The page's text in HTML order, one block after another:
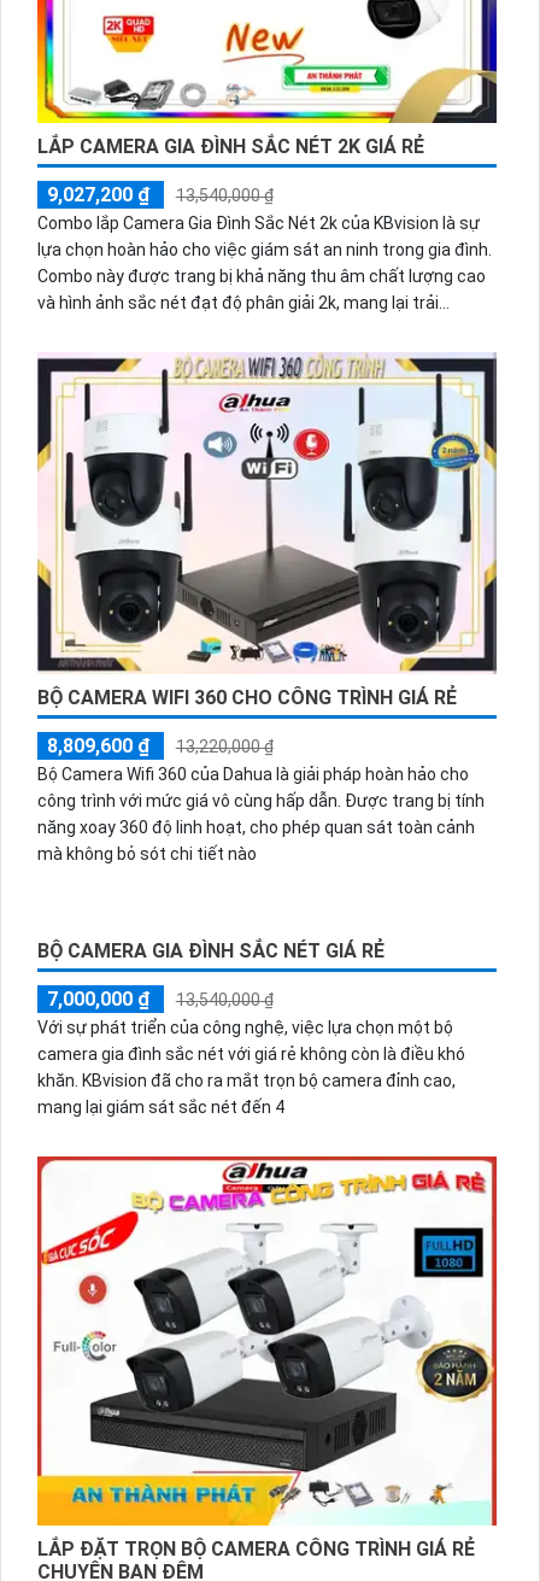
LẮP CAMERA GIA ĐÌNH SẮC NÉT 2K GIÁ RẺ
9,027,200 ₫
13,540,000 ₫
Combo lắp Camera Gia Đình Sắc Nét 2k của KBvision là sự
lựa chọn hoàn hảo cho việc giám sát an ninh trong gia đình.
Combo này được trang bị khả năng thu âm chất lượng cao
và hình ảnh sắc nét đạt độ phân giải 2k, mang lại trải
BỘ CAMERA WIFI 360 CHO CÔNG TRÌNH GIÁ RẺ
8,809,600 ₫
13,220,000 ₫
Bộ Camera Wifi 360 của Dahua là giải pháp hoàn hảo cho
công trình với mức giá vô cùng hấp dẫn. Được trang bị tính
năng xoay 360 độ linh hoạt, cho phép quan sát toàn cảnh
mà không bỏ sót chi tiết nào
BỘ CAMERA GIA ĐÌNH SẮC NÉT GIÁ RẺ
7,000,000 ₫
13,540,000 ₫
Với sự phát triển của công nghệ, việc lựa chọn một bộ
camera gia đình sắc nét với giá rẻ không còn là điều khó
khăn. KBvision đã cho ra mắt trọn bộ camera đỉnh cao,
mang lại giám sát sắc nét đến 4
LẮP ĐẶT TRỌN BỘ CAMERA CÔNG TRÌNH GIÁ RẺ
CHUYÊN BAN ĐÊM